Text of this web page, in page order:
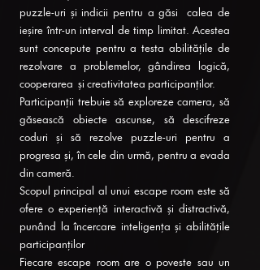
puzzle-uri și indicii pentru a găsi calea de
ieșire într-un interval de timp limitat. Acestea
sunt concepute pentru a testa abilitățile de
rezolvare a problemelor, gândirea logică,
cooperarea și creativitatea participanților.
Participanții trebuie să exploreze camera, să
găsească obiecte ascunse, să descifreze
coduri și să rezolve puzzle-uri pentru a
progresa și, în cele din urmă, pentru a evada
din cameră.
Scopul principal al unui escape room este să
ofere o experiență interactivă și distractivă,
punând la încercare inteligența și abilitățile
participanților
Fiecare escape room are o poveste sau un